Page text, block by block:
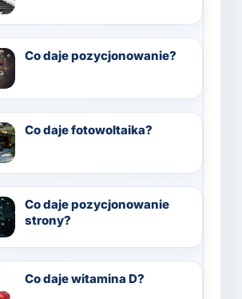
Co daje pozycjonowanie?
Co daje fotowoltaika?
Co daje pozycjonowanie
strony?
Co daje witamina D?